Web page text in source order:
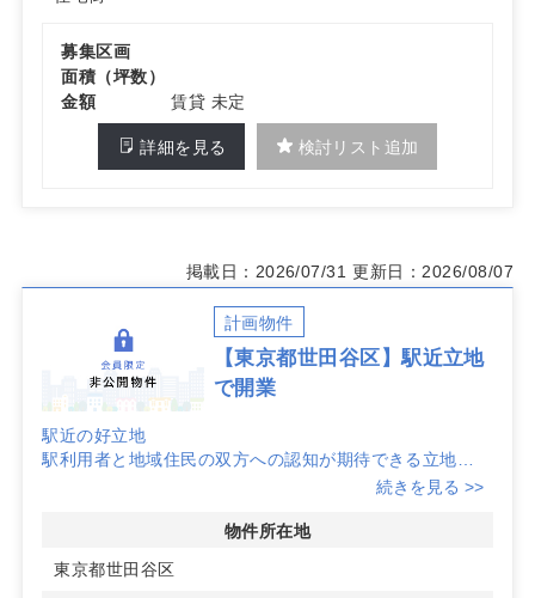
募集区画
面積（坪数）
金額
賃貸 未定
詳細を見る 検討リスト追加
掲載日：2026/07/31 更新日：2026/08/07
計画物件
【東京都世田谷区】駅近立地
で開業
駅近の好立地
駅利用者と地域住民の双方への認知が期待できる立地
続きを見る >>
物件所在地
東京都世田谷区